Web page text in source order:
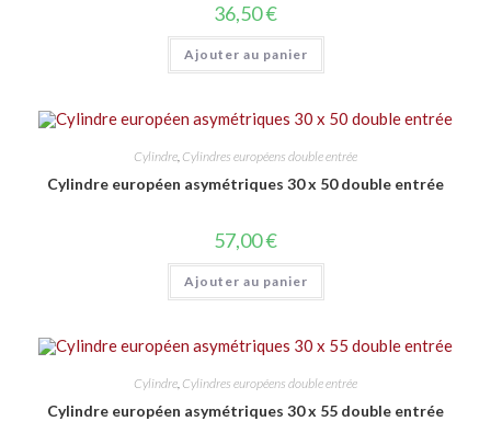
36,50€
Ajouter au panier
Cylindre Cylindres européens double entrée
Cylindre européen asymétriques 30 x 50 double entrée
57,00€
Ajouter au panier
Cylindre Cylindres européens double entrée
Cylindre européen asymétriques 30 x 55 double entrée